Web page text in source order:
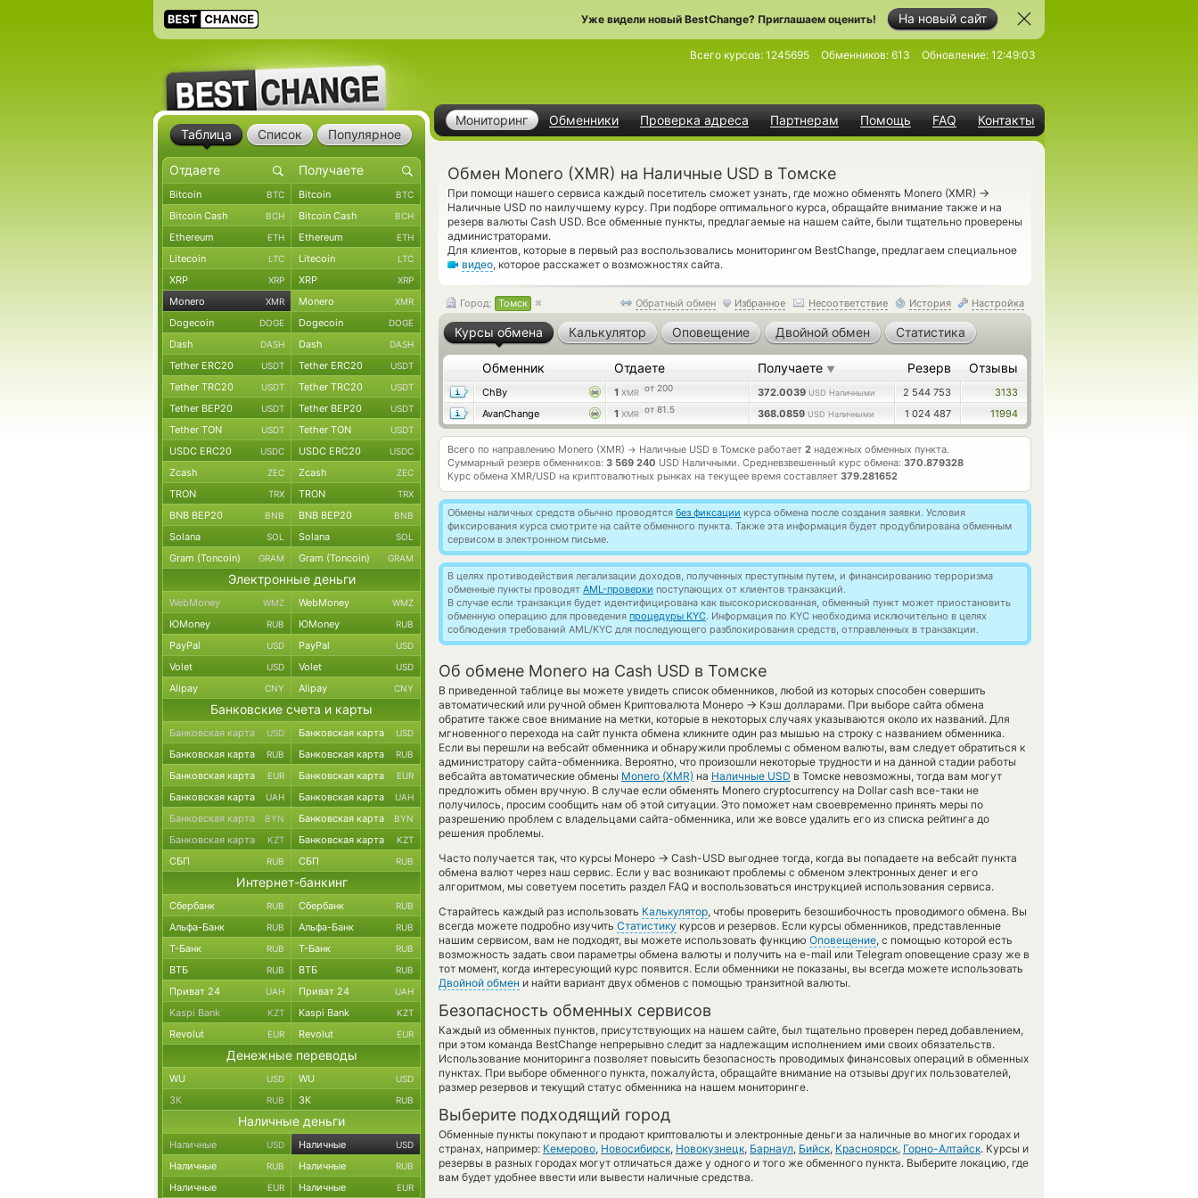
На новый сайт
Уже видели новый BestChange? Приглашаем оценить!
Мониторинг Обменники Проверка адреса Партнерам Помощь FAQ Контакты
Всего курсов: 1245695 Обменников: 613 Обновление: 12:49:03
Обмен Monero (XMR) на Наличные USD в Томске
При помощи нашего сервиса каждый посетитель сможет узнать, где можно обменять Monero (XMR) →
Наличные USD по наилучшему курсу. При подборе оптимального курса, обращайте внимание также и на
резерв валюты Cash USD. Все обменные пункты, предлагаемые на нашем сайте, были тщательно проверены
администраторами.
Для клиентов, которые в первый раз воспользовались мониторингом BestChange, предлагаем специальное
видео, которое расскажет о возможностях сайта.
Обратный обмен Избранное Несоответствие История Настройка
Город: Томск
Курсы обмена Калькулятор Оповещение Двойной обмен Статистика
Обменник Отдаете Получаете ▼ Резерв Отзывы
ChBy 1 XMR от 200 372.0039 USD Наличными 2 544 753
3133
AvanChange
1 XMR от 81.5 368.0859 USD Наличными 1 024 487 11994
Всего по направлению Monero (XMR) → Наличные USD в Томске работает 2 надежных обменных пункта.
Суммарный резерв обменников: 3 569 240 USD Наличными. Средневзвешенный курс обмена: 370.879328
Курс обмена XMR/USD на криптовалютных рынках на текущее время составляет 379.281652
Обмены наличных средств обычно проводятся без фиксации курса обмена после создания заявки. Условия
фиксирования курса смотрите на сайте обменного пункта. Также эта информация будет продублирована обменным
сервисом в электронном письме.
В целях противодействия легализации доходов, полученных преступным путем, и финансированию терроризма
обменные пункты проводят AML-проверки поступающих от клиентов транзакций.
В случае если транзакция будет идентифицирована как высокорискованная, обменный пункт может приостановить
обменную операцию для проведения процедуры KYC. Информация по KYC необходима исключительно в целях
соблюдения требований AML/KYC для последующего разблокирования средств, отправленных в транзакции.
Об обмене Monero на Cash USD в Томске
В приведенной таблице вы можете увидеть список обменников, любой из которых способен совершить
автоматический или ручной обмен Криптовалюта Монеро → Кэш долларами. При выборе сайта обмена
обратите также свое внимание на метки, которые в некоторых случаях указываются около их названий. Для
мгновенного перехода на сайт пункта обмена кликните один раз мышью на строку с названием обменника.
Если вы перешли на вебсайт обменника и обнаружили проблемы с обменом валюты, вам следует обратиться к
администратору сайта-обменника. Вероятно, что произошли некоторые трудности и на данной стадии работы
вебсайта автоматические обмены Monero (XMR) на Наличные USD в Томске невозможны, тогда вам могут
предложить обмен вручную. В случае если обменять Monero cryptocurrency на Dollar cash все-таки не
получилось, просим сообщить нам об этой ситуации. Это поможет нам своевременно принять меры по
разрешению проблем с владельцами сайта-обменника, или же вовсе удалить его из списка рейтинга до
решения проблемы.
Часто получается так, что курсы Монеро → Cash-USD выгоднее тогда, когда вы попадаете на вебсайт пункта
обмена валют через наш сервис. Если у вас возникают проблемы с обменом электронных денег и его
алгоритмом, мы советуем посетить раздел FAQ и воспользоваться инструкцией использования сервиса.
Старайтесь каждый раз использовать Калькулятор, чтобы проверить безошибочность проводимого обмена. Вы
всегда можете подробно изучить Статистику курсов и резервов. Если курсы обменников, представленные
нашим сервисом, вам не подходят, вы можете использовать функцию Оповещение, с помощью которой есть
возможность задать свои параметры обмена валюты и получить на e-mail или Telegram оповещение сразу же в
тот момент, когда интересующий курс появится. Если обменники не показаны, вы всегда можете использовать
Двойной обмен и найти вариант двух обменов с помощью транзитной валюты.
Безопасность обменных сервисов
Каждый из обменных пунктов, присутствующих на нашем сайте, был тщательно проверен перед добавлением,
при этом команда BestChange непрерывно следит за надлежащим исполнением ими своих обязательств.
Использование мониторинга позволяет повысить безопасность проводимых финансовых операций в обменных
пунктах. При выборе обменного пункта, пожалуйста, обращайте внимание на отзывы других пользователей,
размер резервов и текущий статус обменника на нашем мониторинге.
Выберите подходящий город
Обменные пункты покупают и продают криптовалюты и электронные деньги за наличные во многих городах и
странах, например: Кемерово, Новосибирск, Новокузнецк, Барнаул, Бийск, Красноярск, Горно-Алтайск. Курсы и
резервы в разных городах могут отличаться даже у одного и того же обменного пункта. Выберите локацию, где
вам будет удобнее ввести или вывести наличные средства.
Таблица Список Популярное
Bitcoin BTC Bitcoin BTC
Bitcoin Cash BCH Bitcoin Cash BCH
Ethereum ETH Ethereum ETH
Litecoin LTC Litecoin LTC
XRP XRP XRP XRP
Monero XMR Monero XMR
Dogecoin DOGE Dogecoin DOGE
Dash DASH Dash DASH
Tether ERC20 USDT Tether ERC20 USDT
Tether TRC20 USDT Tether TRC20 USDT
Tether BEP20 USDT Tether BEP20 USDT
Tether TON USDT Tether TON USDT
USDC ERC20 USDC USDC ERC20 USDC
Zcash ZEC Zcash ZEC
TRON TRX TRON TRX
BNB BEP20 BNB BNB BEP20 BNB
Solana SOL Solana SOL
Gram (Toncoin) GRAM Gram (Toncoin) GRAM
Электронные деньги
WebMoney WMZ WebMoney WMZ
ЮMoney RUB ЮMoney RUB
PayPal USD PayPal USD
Volet USD Volet USD
Alipay CNY Alipay CNY
Банковские счета и карты
Банковская карта USD Банковская карта USD
Банковская карта RUB Банковская карта RUB
Банковская карта EUR Банковская карта EUR
Банковская карта UAH Банковская карта UAH
Банковская карта BYN Банковская карта BYN
Банковская карта KZT Банковская карта KZT
СБП RUB СБП RUB
Интернет-банкинг
Сбербанк RUB Сбербанк RUB
Альфа-Банк RUB Альфа-Банк RUB
Т-Банк RUB Т-Банк RUB
ВТБ RUB ВТБ RUB
Приват 24 UAH Приват 24 UAH
Kaspi Bank KZT Kaspi Bank KZT
Revolut EUR Revolut EUR
Денежные переводы
WU USD WU USD
ЗК RUB ЗК RUB
Наличные деньги
Наличные USD Наличные USD
Наличные RUB Наличные RUB
Наличные EUR Наличные EUR